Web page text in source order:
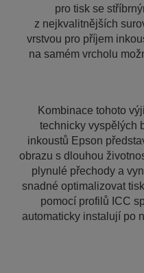
pro tisk se
z nejkvalitnějších
vrstvou pro příjem
na samém vrcholu
Kombinace tohoto
technicky vyspělých
inkoustů Epson
obrazu s dlouhou
plynulé přechody a
snadné optimalizovat
pomocí profilů ICC
automaticky instalují po